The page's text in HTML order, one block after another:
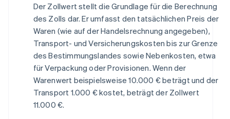
Der Zollwert stellt die Grundlage für die Berechnung
des Zolls dar. Er umfasst den tatsächlichen Preis der
Waren (wie auf der Handelsrechnung angegeben),
Transport- und Versicherungskosten bis zur Grenze
des Bestimmungslandes sowie Nebenkosten, etwa
für Verpackung oder Provisionen. Wenn der
Warenwert beispielsweise 10.000 € beträgt und der
Transport 1.000 € kostet, beträgt der Zollwert
11.000 €.